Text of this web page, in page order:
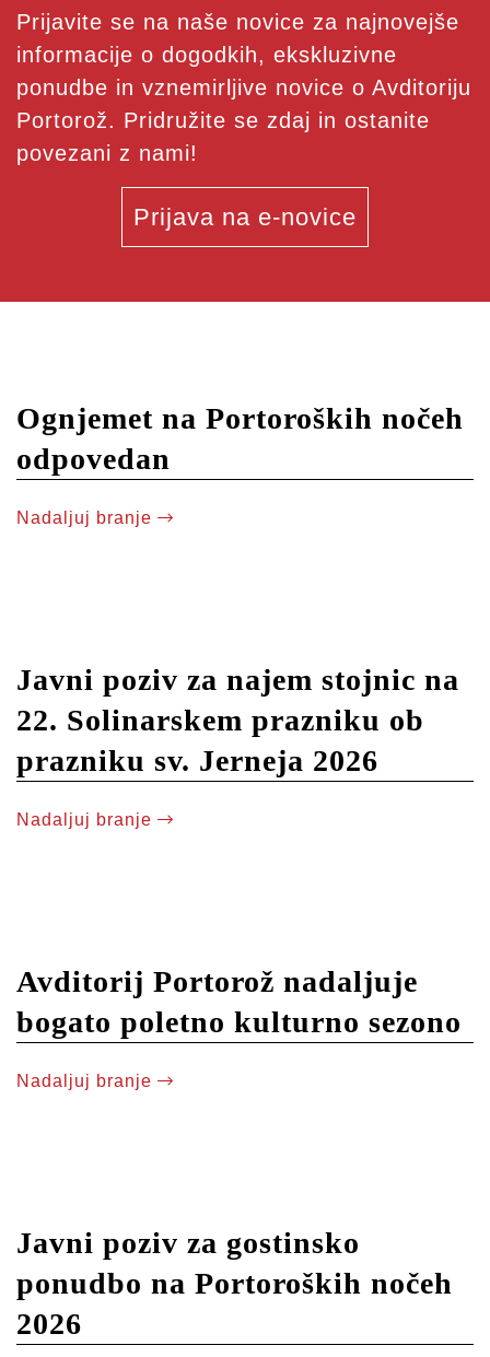
Prijavite se na naše novice za najnovejše
informacije o dogodkih, ekskluzivne
ponudbe in vznemirljive novice o Avditoriju
Portorož. Pridružite se zdaj in ostanite
povezani z nami!
Prijava na e-novice
Ognjemet na Portoroških nočeh
odpovedan
Nadaljuj branje
Javni poziv za najem stojnic na
22. Solinarskem prazniku ob
prazniku sv. Jerneja 2026
Nadaljuj branje
Avditorij Portorož nadaljuje
bogato poletno kulturno sezono
Nadaljuj branje
Javni poziv za gostinsko
ponudbo na Portoroških nočeh
2026